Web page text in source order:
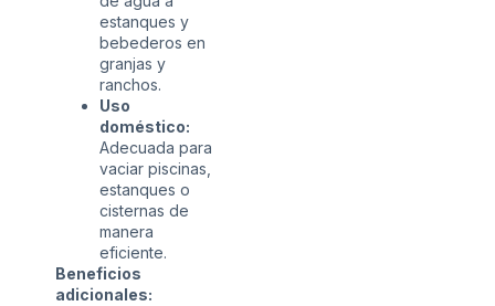
estanques y
bebederos en
granjas y
ranchos.
Uso
doméstico:
Adecuada para
vaciar piscinas,
estanques o
cisternas de
manera
eficiente.
Beneficios
adicionales: